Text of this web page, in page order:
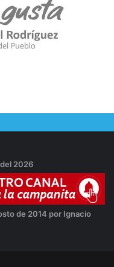
2026
de 2014 por Ignacio